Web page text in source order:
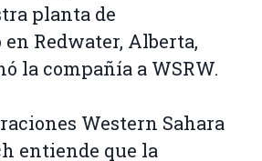
planta de
Redwater, Alberta,
la compañía a WSRW.
Western Sahara
entiende que la